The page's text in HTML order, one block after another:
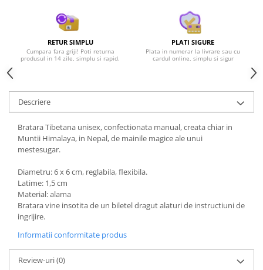
RETUR SIMPLU
Cumpara fara griji! Poti returna
produsul in 14 zile, simplu si rapid.
PLATI SIGURE
Plata in numerar la livrare sau cu
cardul online, simplu si sigur
Descriere
Bratara Tibetana unisex, confectionata manual, creata chiar in
Muntii Himalaya, in Nepal, de mainile magice ale unui
mestesugar.
Diametru: 6 x 6 cm, reglabila, flexibila.
Latime: 1,5 cm
Material: alama
Bratara vine insotita de un biletel dragut alaturi de instructiuni de
ingrijire.
Informatii conformitate produs
Review-uri(0)